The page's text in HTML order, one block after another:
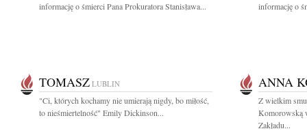
informację o śmierci Pana Prokuratora Stanisława...
informację o
TOMASZ LUBLIN
"Ci, których kochamy nie umierają nigdy, bo miłość,
to nieśmiertelność" Emily Dickinson...
ANNA
Z wielkim
Komorowską
Zakładu...